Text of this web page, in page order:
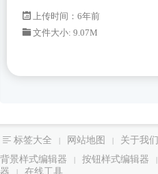
上传时间：6年前
文件大小: 9.07M
标签大全 网站地图 关于我们
背景样式编辑器
按钮样式编辑器
器
在线工具